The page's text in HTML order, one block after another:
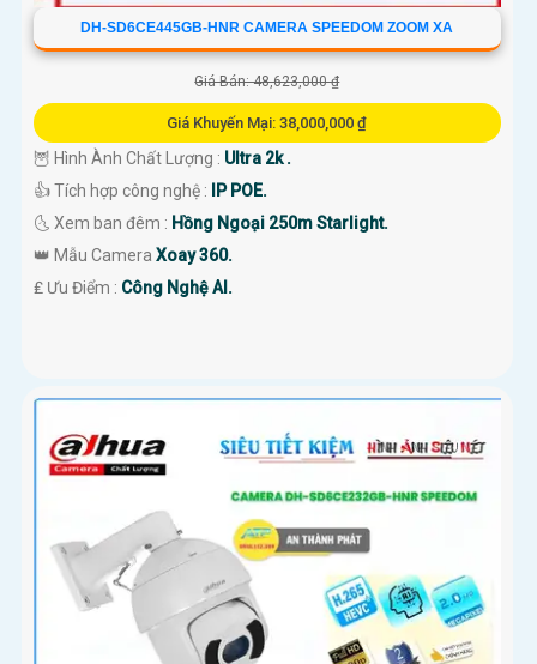
DH-SD6CE445GB-HNR CAMERA SPEEDOM ZOOM XA
Giá Bán: 48,623,000 ₫
Giá Khuyến Mại: 38,000,000 ₫
🦉 Hình Ành Chất Lượng : Ultra 2k .
👍 Tích hợp công nghệ :
IP POE.
🌜 Xem ban đêm : Hồng Ngoại 250m Starlight.
👑 Mẫu Camera Xoay 360.
️₤ Ưu Điểm : Công Nghệ AI.